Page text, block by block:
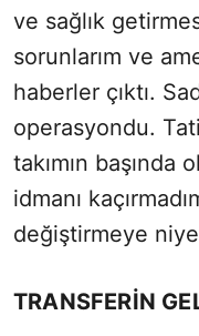
ve sağlık
sorunlarım ve
haberler çıktı.
operasyondu.
takımın başında
idmanı
değiştirmeye
TRANSFERİN